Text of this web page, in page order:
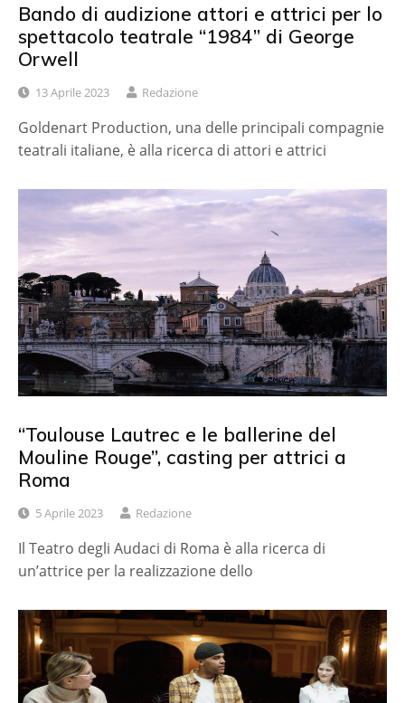
Bando di audizione attori e attrici per lo
spettacolo teatrale “1984” di George
Orwell
13 Aprile 2023 Redazione
Goldenart Production, una delle principali compagnie
teatrali italiane, è alla ricerca di attori e attrici
“Toulouse Lautrec e le ballerine del
Mouline Rouge”, casting per attrici a
Roma
5 Aprile 2023 Redazione
Il Teatro degli Audaci di Roma è alla ricerca di
un’attrice per la realizzazione dello